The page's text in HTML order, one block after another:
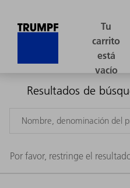
Resultados de
Por favor, restringe el